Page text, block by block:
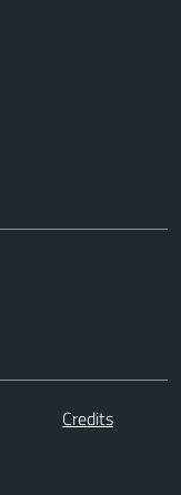
Credits